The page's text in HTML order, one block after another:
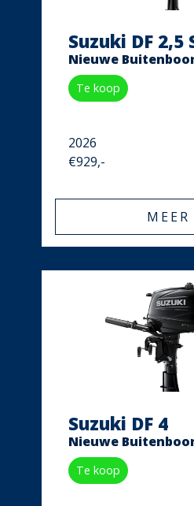
Suzuki DF 2,5
Nieuwe
Te koop
2026
€929,-
MEER
Suzuki DF 4
Nieuwe
Te koop